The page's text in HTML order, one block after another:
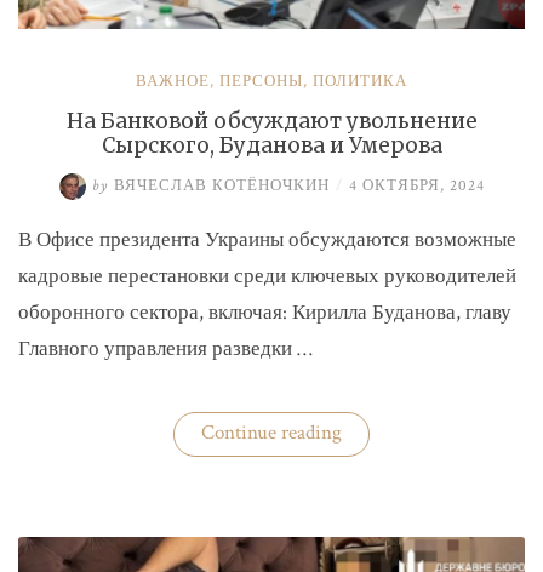
ВАЖНОЕ, ПЕРСОНЫ, ПОЛИТИКА
На Банковой обсуждают увольнение
Сырского, Буданова и Умерова
by ВЯЧЕСЛАВ КОТЁНОЧКИН / 4 ОКТЯБРЯ, 2024
В Офисе президента Украины обсуждаются возможные
кадровые перестановки среди ключевых руководителей
оборонного сектора, включая: Кирилла Буданова, главу
Главного управления разведки …
Continue reading«На
Банковой
Буданова
и